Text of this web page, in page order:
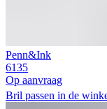
Penn&Ink
6135
Op aanvraag
Bril passen in de